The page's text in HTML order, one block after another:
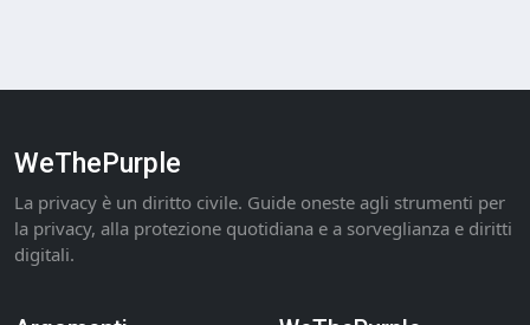
WeThePurple
La privacy è un diritto civile. Guide oneste agli strumenti per
la privacy, alla protezione quotidiana e a sorveglianza e diritti
digitali.